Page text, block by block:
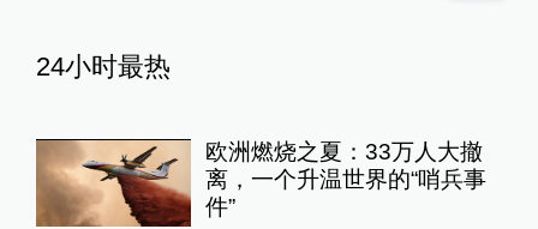
24小时最热
欧洲燃烧之夏：33万人大撤
离，一个升温世界的“哨兵事
件”